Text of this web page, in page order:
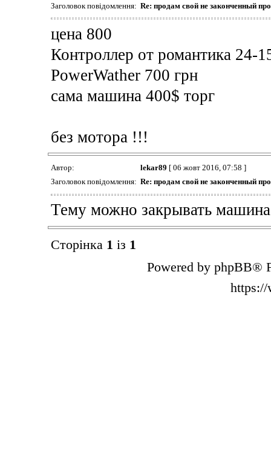
Заголовок повідомлення: Re: продам свой не законченный
цена 800
Контроллер от романтика 24-
PowerWather 700 грн
сама машина 400$ торг
без мотора !!!
Автор: lekar89 [ 06 жовт 2016, 07:58 ]
Заголовок повідомлення: Re: продам свой не законченный
Тему можно закрывать
Сторінка 1 із 1
Powered by phpBB®
https://